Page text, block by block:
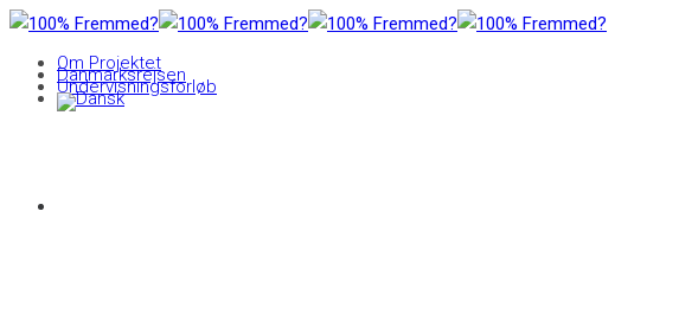
Om Projektet
Danmarksrejsen
Undervisningsforløb